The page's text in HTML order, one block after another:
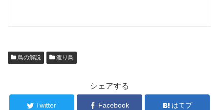
鳥の解説 渡り鳥
シェアする
Twitter Facebook はてブ